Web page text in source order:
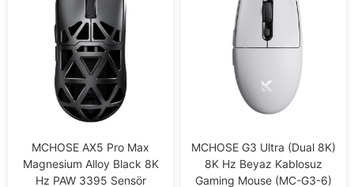
MCHOSE AX5 Pro Max
Magnesium Alloy Black 8K
Hz PAW 3395 Sensör
MCHOSE G3 Ultra (Dual 8K)
8K Hz Beyaz Kablosuz
Gaming Mouse (MC-G3-6)